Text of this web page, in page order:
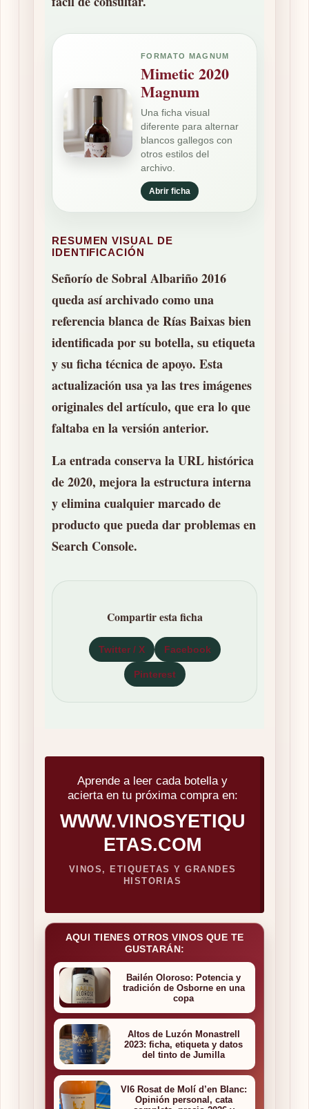
FORMATO MAGNUM
Mimetic 2020
Magnum
Una ficha visual
diferente para alternar
blancos gallegos con
otros estilos del
archivo.
Abrir ficha
RESUMEN VISUAL DE
IDENTIFICACIÓN
Señorío de Sobral Albariño 2016
queda así archivado como una
referencia blanca de Rías Baixas bien
identificada por su botella, su etiqueta
y su ficha técnica de apoyo. Esta
actualización usa ya lastres imágenes
originales del artículo, que era lo que
faltaba en la versión anterior.
La entrada conserva la URL histórica
de 2020, mejora la estructura interna
y elimina cualquier marcado de
producto que pueda dar problemas en
Search Console.
Compartir esta ficha
Twitter / X Facebook
Pinterest
Aprende a leer cada botella y
acierta en tu próxima compra en:
WWW.VINOSYETIQU
ETAS.COM
VINOS, ETIQUETAS Y GRANDES
HISTORIAS
AQUI TIENES OTROS VINOS QUE TE
GUSTARÁN:
Bailén Oloroso: Potencia y
tradición de Osborne en una
copa
Altos de Luzón Monastrell
2023: ficha, etiqueta y datos
del tinto de Jumilla
VI6 Rosat de Molí d’en Blanc:
Opinión personal, cata